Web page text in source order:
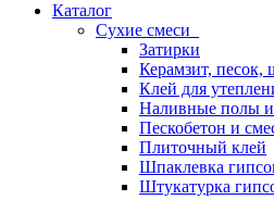
Каталог
Сухие смеси
Затирки
Керамзит, песок,
Клей для
Наливные полы и
Пескобетон и
Плиточный клей
Шпаклевка
Штукатурка